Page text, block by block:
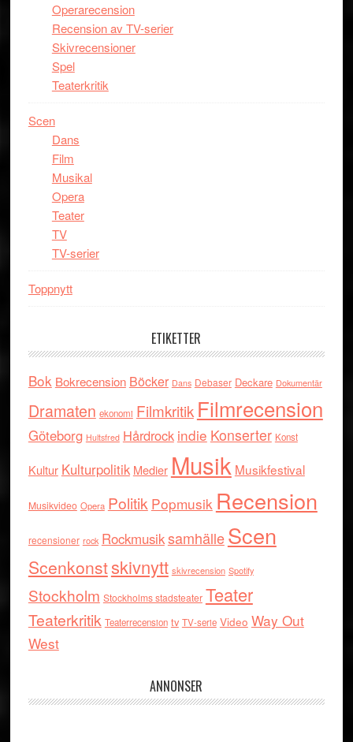
Operarecension
Recension av TV-serier
Skivrecensioner
Spel
Teaterkritik
Scen
Dans
Film
Musikal
Opera
Teater
TV
TV-serier
Toppnytt
ETIKETTER
Bok Bokrecension Böcker Dans Debaser Deckare Dokumentär
Dramaten ekonomi Filmkritik Filmrecension
Göteborg Hultsfred Hårdrock indie Konserter Konst
Kultur Kulturpolitik Medier Musik Musikfestival
Musikvideo Opera Politik Popmusik Recension
recensioner rock RockmusiksamhälleScen
Scenkonstskivnytt skivrecension Spotify
Stockholm Stockholms stadsteater Teater
Teaterkritik Teaterrecension tv TV-serie Video Way Out
West
ANNONSER